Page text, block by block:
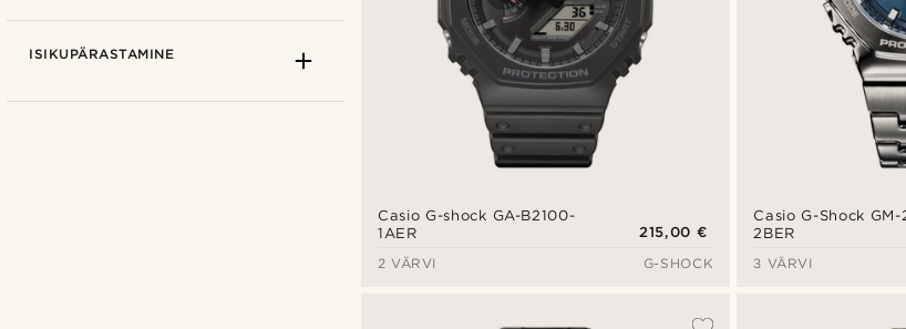
Casio G-shock GA-B2100-
1AER
215,00 €
2 VÄRVI
G-SHOCK
Casio G-Shock GM-
2BER
3 VÄRVI
ISIKUPÄRASTAMINE